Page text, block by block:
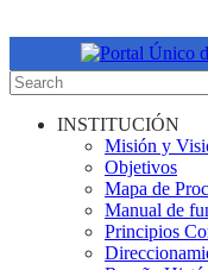
INSTITUCIÓN
Misión y
Objetivos
Mapa de
Manual de
Principios